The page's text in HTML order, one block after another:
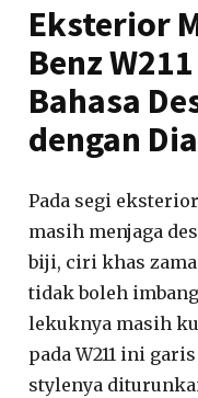
Eksterior
Benz
Bahasa
dengan
Pada segi
masih menjaga
biji, ciri khas
tidak boleh
lekuknya masih
pada W211 ini
stylenya